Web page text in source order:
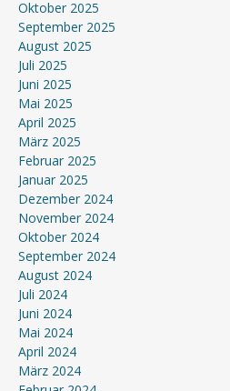
Oktober 2025
September 2025
August 2025
Juli 2025
Juni 2025
Mai 2025
April 2025
März 2025
Februar 2025
Januar 2025
Dezember 2024
November 2024
Oktober 2024
September 2024
August 2024
Juli 2024
Juni 2024
Mai 2024
April 2024
März 2024